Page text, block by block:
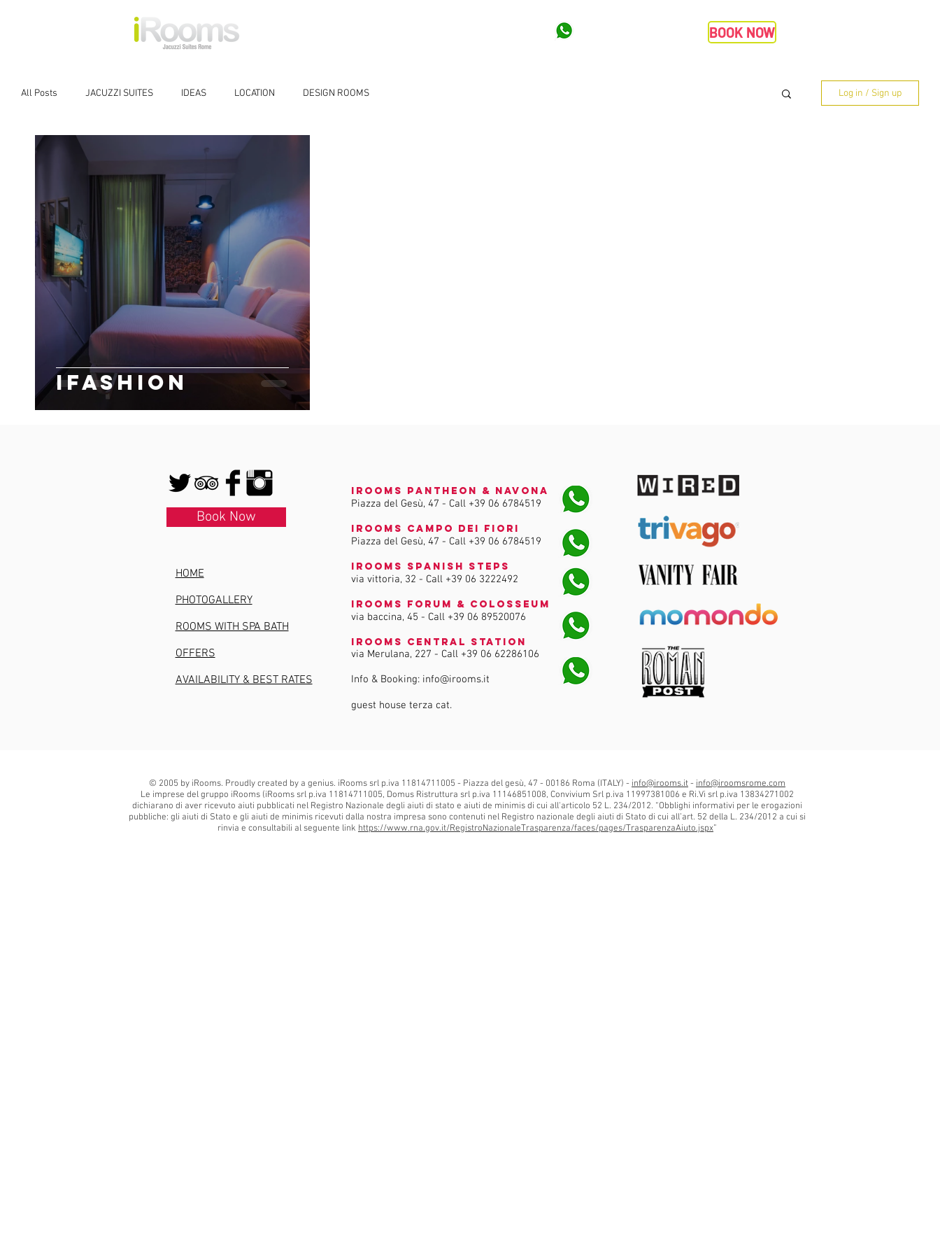
BOOK NOW
All Posts JACUZZI SUITES IDEAS LOCATION DESIGN ROOMS Log in / Sign up
IFASHION
HOME
PHOTOGALLERY
ROOMS WITH SPA BATH
OFFERS
AVAILABILITY & BEST RATES
Book Now
iRooms Pantheon & Navona
Piazza del Gesù, 47 - Call +39 06 6784519
iRooms Campo dei Fiori
Piazza del Gesù, 47 - Call +39 06 6784519
iRooms Spanish Steps
via vittoria, 32 - Call +39 06 3222492
iRooms Forum & Colosseum
via baccina, 45 - Call +39 06 89520076
iRooms Central Station
via Merulana, 227 - Call +39 06 62286106
Info & Booking: info@irooms.it
guest house terza cat.
© 2005 by iRooms. Proudly created by a genius. iRooms srl p.iva 11814711005 - Piazza del gesù, 47 - 00186 Roma (ITALY) - info@irooms.it- info@iroomsrome.com
Le imprese del gruppo iRooms (iRooms srl p.iva 11814711005, Domus Ristruttura srl p.iva 11146851008, Convivium Srl p.iva 11997381006 e Ri.Vi srl p.iva 13834271002
dichiarano di aver ricevuto aiuti pubblicati nel Registro Nazionale degli aiuti di stato e aiuti de minimis di cui all'articolo 52 L. 234/2012. “Obblighi informativi per le erogazioni
pubbliche: gli aiuti di Stato e gli aiuti de minimis ricevuti dalla nostra impresa sono contenuti nel Registro nazionale degli aiuti di Stato di cui all’art. 52 della L. 234/2012 a cui si
rinvia e consultabili al seguente link https://www.rna.gov.it/RegistroNazionaleTrasparenza/faces/pages/TrasparenzaAiuto.jspx”